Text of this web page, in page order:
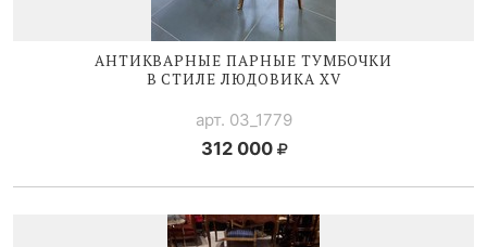
АНТИКВАРНЫЕ ПАРНЫЕ ТУМБОЧКИ
В СТИЛЕЛЮДОВИКА XV
арт. 03_1779
312 000